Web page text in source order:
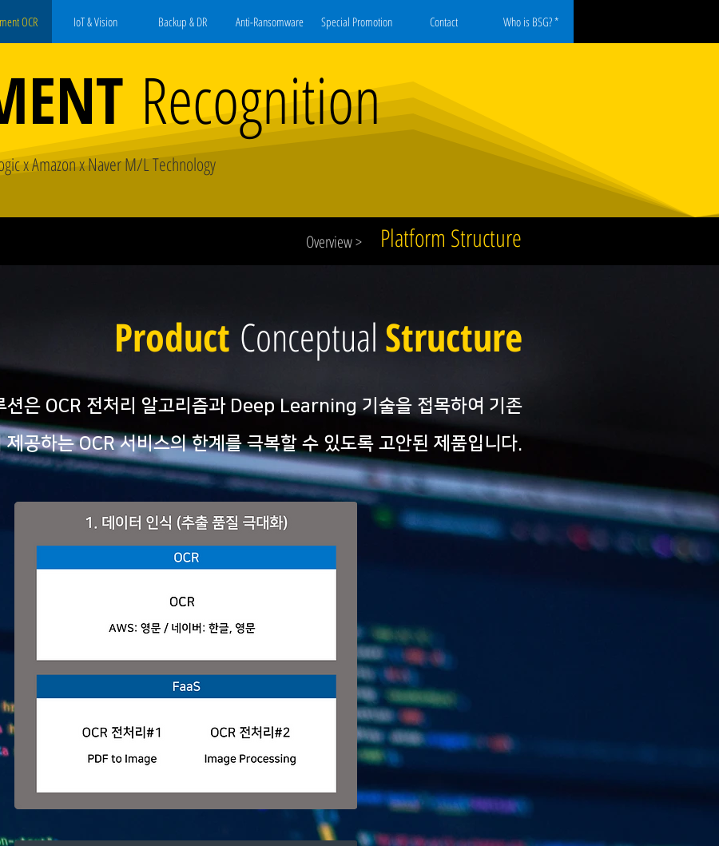
OCR IoT & Vision Backup & DR Anti-Ransomware Special Promotion Contact Who is BSG? *
Recognition
x Amazon x Naver M/L Technology
Platform Structure
Overview >
Product Conceptual Structure
션은 OCR 전처리 알고리즘과 Deep Learning 기술을 접목하여 기존
공하는 OCR 서비스의 한계를 극복할 수 있도록 고안된 제품입니다.